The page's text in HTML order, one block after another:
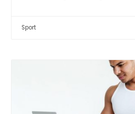
Sport